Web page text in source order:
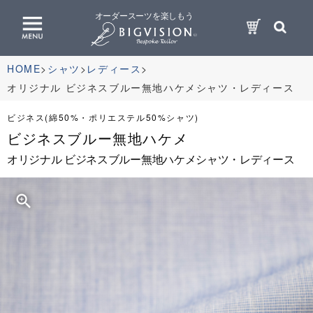
オーダースーツを楽しもう
HOME シャツ
レディース
オリジナル ビジネスブルー無地ハケメシャツ・レディース
ビジネス(綿50%・ポリエステル50%シャツ)
ビジネスブルー無地ハケメ
オリジナル ビジネスブルー無地ハケメシャツ・レディース
zoom_in